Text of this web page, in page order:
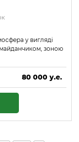
у вигляді
зоною
80 000 у.е.
3 440 000 ₴